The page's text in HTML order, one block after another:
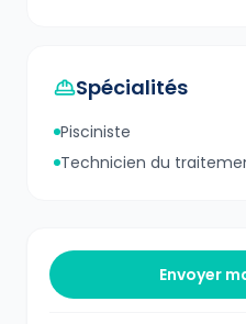
Spécialités
Pisciniste
Technicien du
Envoyer